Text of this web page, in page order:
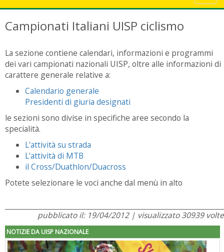
Campionati Italiani UISP ciclismo
La sezione contiene calendari, informazioni e programmi
dei vari campionati nazionali UISP, oltre alle informazioni di
carattere generale relative a:
Calendario generale
Presidenti di giuria designati
le sezioni sono divise in specifiche aree secondo la
specialità.
L'attività su strada
L'attività di MTB
il Cross/Duathlon/Duacross
Potete selezionare le voci anche dal menù in alto
pubblicato il: 19/04/2012 | visualizzato 30939 volte
NOTIZIE DA UISP NAZIONALE